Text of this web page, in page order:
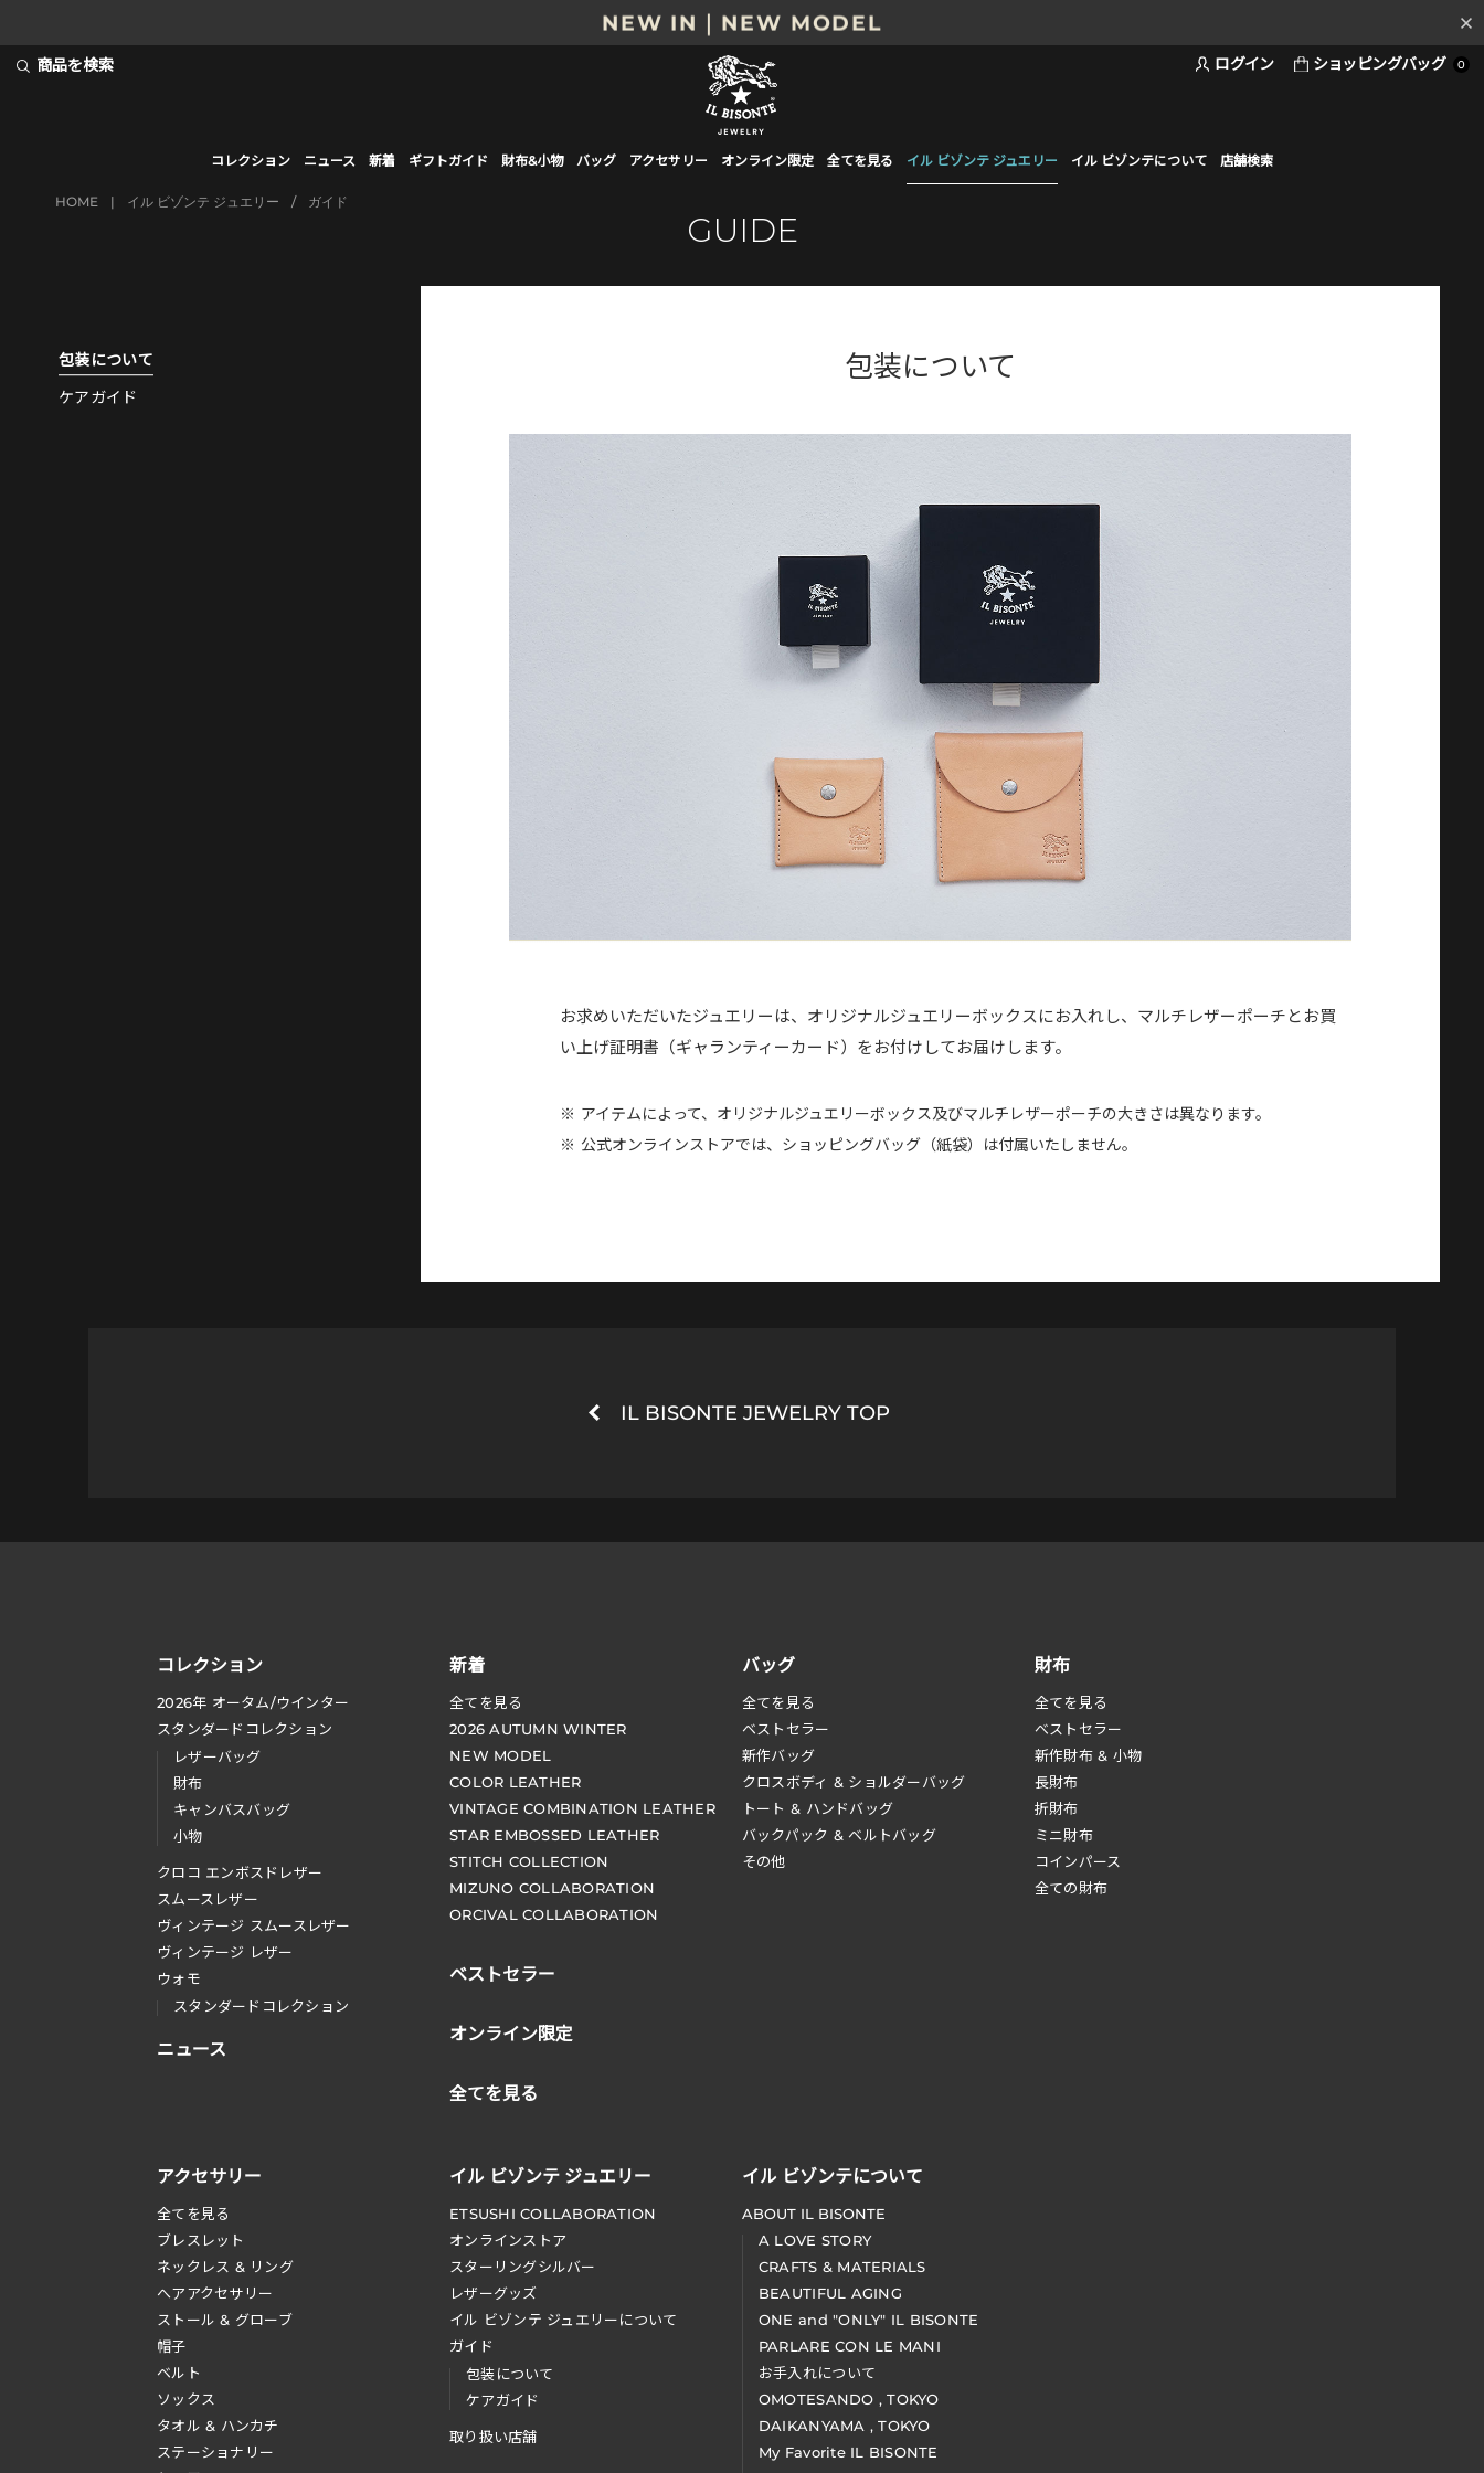
NEW IN｜NEW MODEL
8/17(月)10時まで｜税込11,000円以上で送料無料
贈る相手やシーンから選べる、新しいギフトガイド
NEW IN｜COLOR LEATHER
商品を検索 ログイン ショッピングバッグ 0
コレクション ニュース 新着 ギフトガイド 財布&小物 バッグ アクセサリー オンライン限定 全てを見る イル ビゾンテ ジュエリー イル ビゾンテについて 店舗検索
HOME | イル ビゾンテ ジュエリー / ガイド
GUIDE
包装について
お求めいただいたジュエリーは、オリジナルジュエリーボックスにお入れし、マルチレザーポーチとお買
い上げ証明書（ギャランティーカード）をお付けしてお届けします。
アイテムによって、オリジナルジュエリーボックス及びマルチレザーポーチの大きさは異なります。
公式オンラインストアでは、ショッピングバッグ（紙袋）は付属いたしません。
包装について
ケアガイド
IL BISONTE JEWELRY TOP
コレクション
2026年 オータム/ウインター
スタンダードコレクション
レザーバッグ
財布
キャンバスバッグ
小物
クロコ エンボスドレザー
スムースレザー
ヴィンテージ スムースレザー
ヴィンテージ レザー
ウォモ
スタンダードコレクション
ニュース
新着
全てを見る
2026 AUTUMN WINTER
NEW MODEL
COLOR LEATHER
VINTAGE COMBINATION LEATHER
STAR EMBOSSED LEATHER
STITCH COLLECTION
MIZUNO COLLABORATION
ORCIVAL COLLABORATION
ベストセラー
オンライン限定
全てを見る
財布
全てを見る
べストセラー
新作財布 & 小物
長財布
折財布
ミニ財布
コインパース
全ての財布
バッグ
全てを見る
ベストセラー
新作バッグ
クロスボディ & ショルダーバッグ
トート & ハンドバッグ
バックパック & ベルトバッグ
その他
アクセサリー
全てを見る
ブレスレット
ネックレス & リング
へアアクセサリー
ストール & グローブ
帽子
ベルト
ソックス
タオル & ハンカチ
ステーショナリー
イル ビゾンテ ジュエリー
ETSUSHI COLLABORATION
オンラインストア
スターリングシルバー
レザーグッズ
イル ビゾンテ ジュエリーについて
ガイド
包装について
ケアガイド
取り扱い店舗
イル ビゾンテについて
ABOUT IL BISONTE
A LOVE STORY
CRAFTS & MATERIALS
BEAUTIFUL AGING
ONE and "ONLY" IL BISONTE
PARLARE CON LE MANI
お手入れについて
OMOTESANDO , TOKYO
DAIKANYAMA , TOKYO
My Favorite IL BISONTE